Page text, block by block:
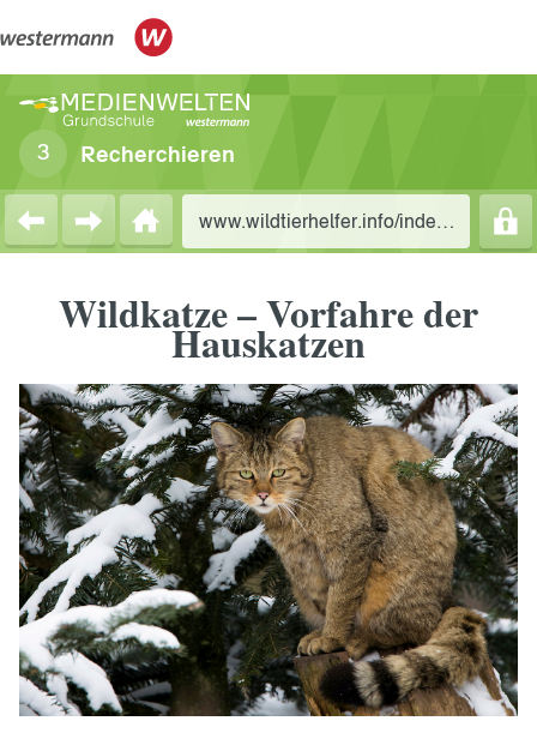
Recherchieren
www.wildtierhelfer.info/index/katzen
Wildkatze – Vorfahre der
Hauskatzen